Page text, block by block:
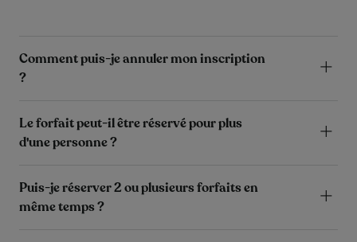
Comment puis-je annuler mon inscription
?
Le forfait peut-il être réservé pour plus
d'une personne ?
Puis-je réserver 2 ou plusieurs forfaits en
même temps ?